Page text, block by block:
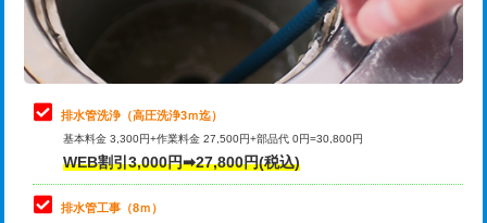
業）
排水管工事（排水管工事/3ｍまで） 55,000円
排水管工事（追加 排水管工事/3ｍ超
え）
マス交換（土の掘削・埋め戻し作業）
マス交換（深さ50㎝未満）
止水・漏水調査・防水処理・清掃・修
理・調整・分解・加工など（軽作業）
11,000円
止水・漏水調査・防水処理・清掃・修
理・調整・分解・加工など（中作業）
22,000円
止水・漏水調査・防水処理・清掃・修
理・調整・分解・加工など（重作業）
33,000円
その他部品の脱着
排水管洗浄（高圧洗浄3ｍ迄）
基本料金 3,300円+作業料金 27,500円+部品代 0円=30,800円
WEB割引3,000円➡27,800円(税込)
排水管工事（8ｍ）